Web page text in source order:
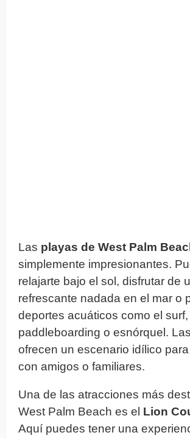
Las playas de West Palm
simplemente impresionantes.
relajarte bajo el sol, disfrutar de
refrescante nadada en el mar o
deportes acuáticos como el surf,
paddleboarding o esnórquel.
ofrecen un escenario idílico
con amigos o familiares.
Una de las atracciones más
West Palm Beach es el Lion
Aquí puedes tener una